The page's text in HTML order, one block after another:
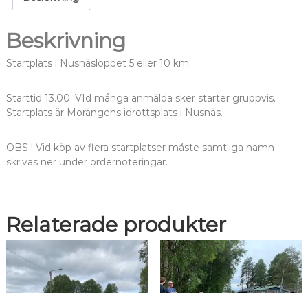
Beskrivning
Startplats i Nusnäsloppet 5 eller 10 km.
Starttid 13.00. VId många anmälda sker starter gruppvis.
Startplats är Morängens idrottsplats i Nusnäs.
OBS ! Vid köp av flera startplatser måste samtliga namn
skrivas ner under ordernoteringar.
Relaterade produkter